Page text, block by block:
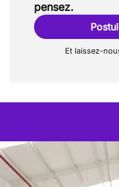
pensez.
Et laissez-